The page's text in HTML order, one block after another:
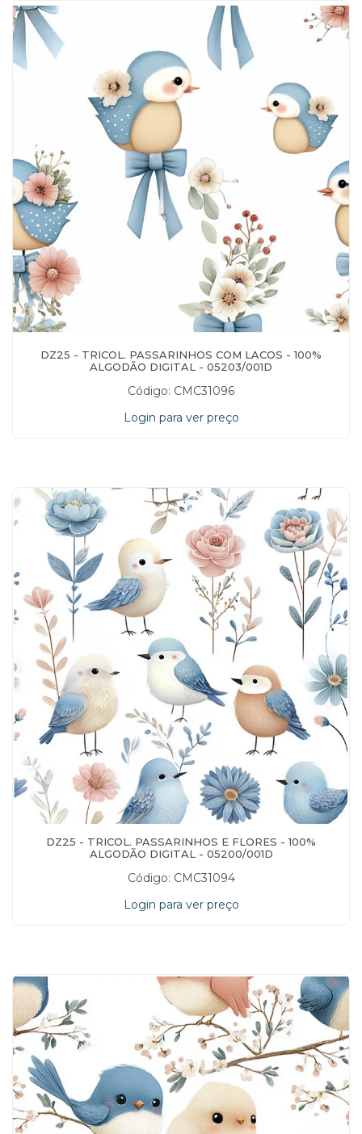
DZ25 - TRICOL. PASSARINHOS COM LACOS - 100%
ALGODÃO DIGITAL - 05203/001D
Código: CMC31096
Login para ver preço
DZ25 - TRICOL. PASSARINHOS E FLORES - 100%
ALGODÃO DIGITAL - 05200/001D
Código: CMC31094
Login para ver preço